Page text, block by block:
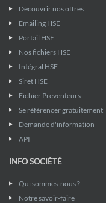
Découvrir nos offres
Emailing HSE
Portail HSE
Nos fichiers HSE
Intégral HSE
Siret HSE
Fichier Preventeurs
Se référencer gratuitement
Demande d'information
API
INFO SOCIÉTÉ
Qui sommes-nous ?
Notre savoir-faire